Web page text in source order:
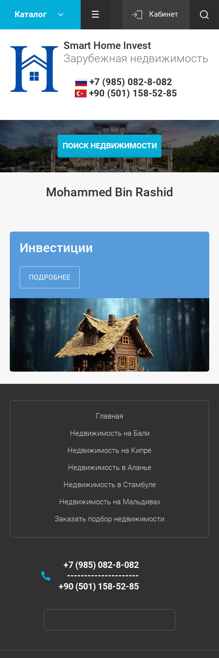
Каталог Кабинет
Smart Home Invest
Зарубежная недвижимость
+7 (985) 082-8-082
+90 (501) 158-52-85
ПОИСК НЕДВИЖИМОСТИ
Mohammed Bin Rashid
Инвестиции
ПОДРОБНЕЕ
Главная
Недвижимость на Бали
Недвижимость на Кипре
Недвижимость в Аланье
Недвижимость в Стамбуле
Недвижимость на Мальдивах
Заказать подбор недвижимости
+7 (985) 082-8-082
---------------------
+90 (501) 158-52-85